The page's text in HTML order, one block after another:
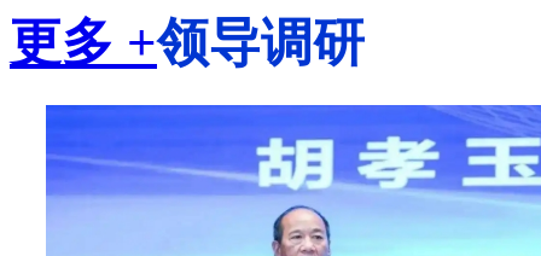
更多 +领导调研